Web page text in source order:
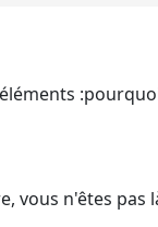
vous n'êtes